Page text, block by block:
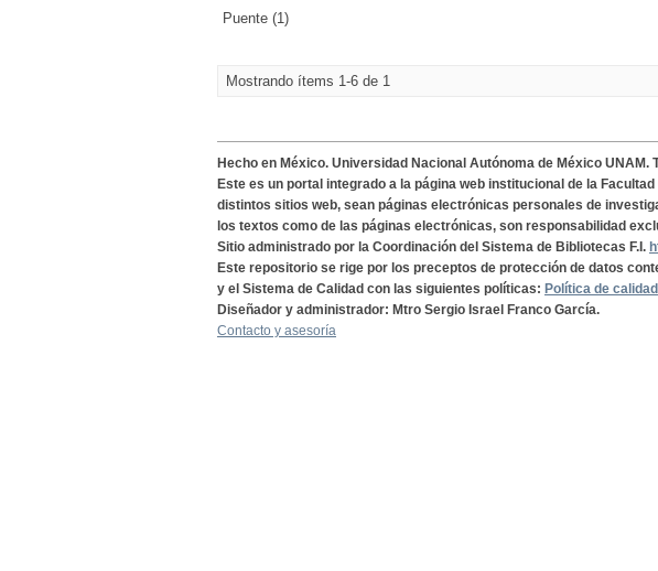
Puente (1)
Mostrando ítems 1-6 de 1
Hecho en México. Universidad Nacional Autónoma de México
Este es un portal integrado a la página web institucional de la
distintos sitios web, sean páginas electrónicas personales de
los textos como de las páginas electrónicas, son responsabilidad
Sitio administrado por la Coordinación del Sistema de Bibliotecas F.I.
Este repositorio se rige por los preceptos de protección de datos
y el Sistema de Calidad con las siguientes políticas: Política de calidad
Diseñador y administrador: Mtro Sergio Israel Franco García.
Contacto y asesoría